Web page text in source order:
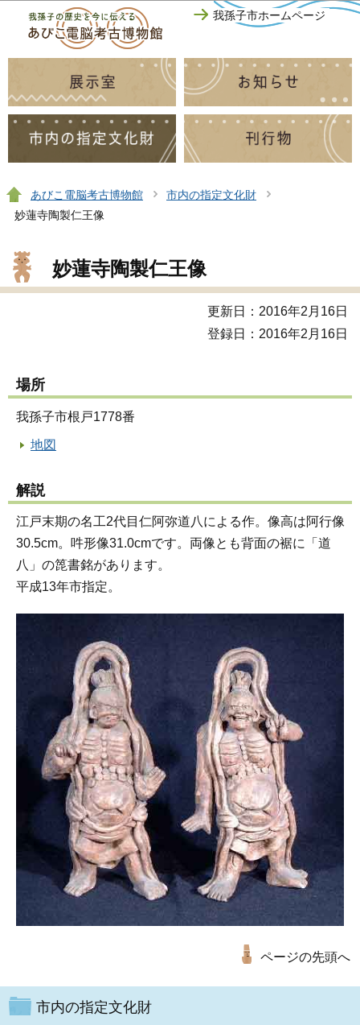
このページの本文へ移動我孫子市ホームページ
あびこ電脳考古博物館
市内の指定文化財
妙蓮寺陶製仁王像
妙蓮寺陶製仁王像
更新日：2016年2月16日
登録日：2016年2月16日
場所
我孫子市根戸1778番
地図
解説
江戸末期の名工2代目仁阿弥道八による作。像高は阿行像
30.5cm。吽形像31.0cmです。両像とも背面の裾に「道
八」の箆書銘があります。
平成13年市指定。
ページの先頭へ
市内の指定文化財